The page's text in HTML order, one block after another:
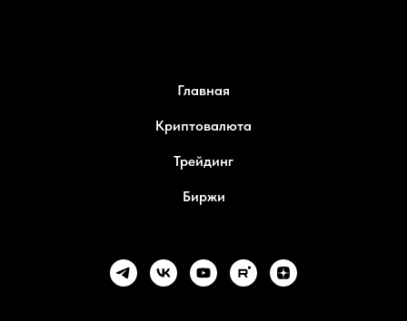
Главная
Криптовалюта
Трейдинг
Биржи